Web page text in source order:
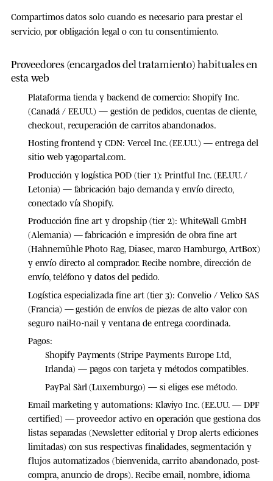
Compartimos datos solo cuando es necesario para prestar el
servicio, por obligación legal o con tu consentimiento.
Proveedores (encargados del tratamiento) habituales en
esta web
Plataforma tienda y backend de comercio: Shopify Inc.
(Canadá / EE.UU.) — gestión de pedidos, cuentas de cliente,
checkout, recuperación de carritos abandonados.
Hosting frontend y CDN: Vercel Inc. (EE.UU.) — entrega del
sitio web yagopartal.com.
Producción y logística POD (tier 1): Printful Inc. (EE.UU. /
Letonia) — fabricación bajo demanda y envío directo,
conectado vía Shopify.
Producción fine art y dropship (tier 2): WhiteWall GmbH
(Alemania) — fabricación e impresión de obra fine art
(Hahnemühle Photo Rag, Diasec, marco Hamburgo, ArtBox)
y envío directo al comprador. Recibe nombre, dirección de
envío, teléfono y datos del pedido.
Logística especializada fine art (tier 3): Convelio / Velico SAS
(Francia) — gestión de envíos de piezas de alto valor con
seguro nail-to-nail y ventana de entrega coordinada.
Pagos:
Shopify Payments (Stripe Payments Europe Ltd,
Irlanda) — pagos con tarjeta y métodos compatibles.
PayPal Sàrl (Luxemburgo) — si eliges ese método.
Email marketing y automations: Klaviyo Inc. (EE.UU. — DPF
certified) — proveedor activo en operación que gestiona dos
listas separadas (Newsletter editorial y Drop alerts ediciones
limitadas) con sus respectivas finalidades, segmentación y
flujos automatizados (bienvenida, carrito abandonado, post-
compra, anuncio de drops). Recibe email, nombre, idioma